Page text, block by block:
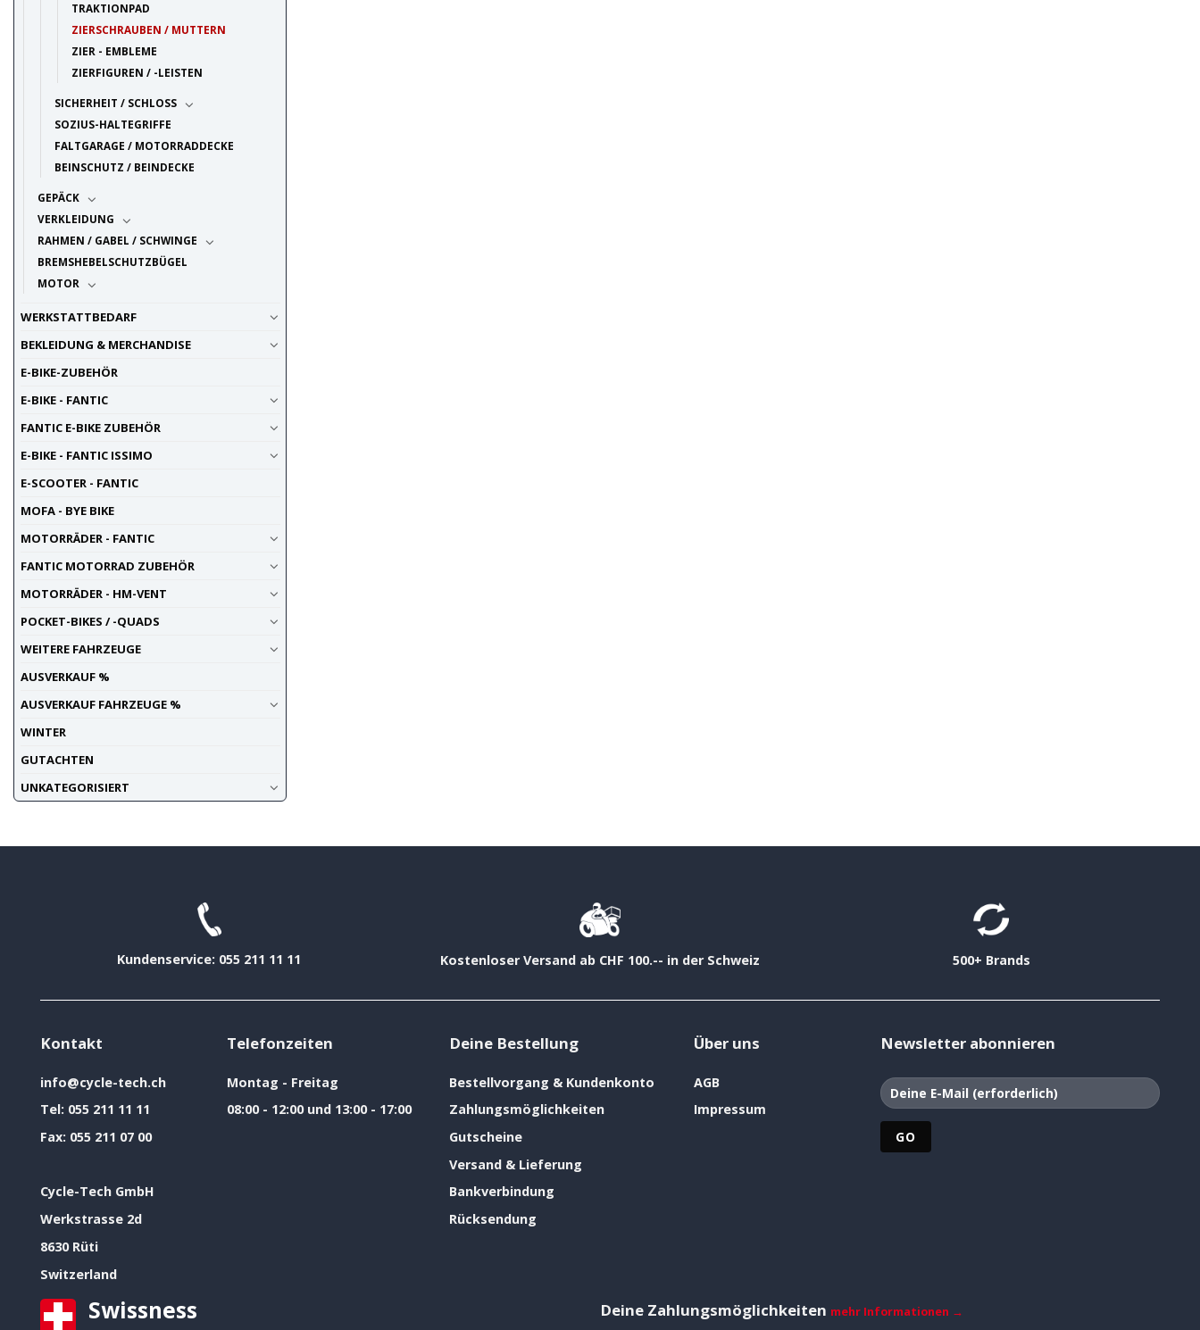
TRAKTIONPAD
ZIERSCHRAUBEN / MUTTERN
ZIER - EMBLEME
ZIERFIGUREN / -LEISTEN
SICHERHEIT / SCHLOSS
SOZIUS-HALTEGRIFFE
FALTGARAGE / MOTORRADDECKE
BEINSCHUTZ / BEINDECKE
GEPÄCK
VERKLEIDUNG
RAHMEN / GABEL / SCHWINGE
BREMSHEBELSCHUTZBÜGEL
MOTOR
WERKSTATTBEDARF
BEKLEIDUNG & MERCHANDISE
E-BIKE-ZUBEHÖR
E-BIKE - FANTIC
FANTIC E-BIKE ZUBEHÖR
E-BIKE - FANTIC ISSIMO
E-SCOOTER - FANTIC
MOFA - BYE BIKE
MOTORRÄDER - FANTIC
FANTIC MOTORRAD ZUBEHÖR
MOTORRÄDER - HM-VENT
POCKET-BIKES / -QUADS
WEITERE FAHRZEUGE
AUSVERKAUF %
AUSVERKAUF FAHRZEUGE %
WINTER
GUTACHTEN
UNKATEGORISIERT
Kundenservice: 055 211 11 11 Kostenloser Versand ab CHF 100.-- in der Schweiz 500+ Brands
Kontakt
info@cycle-tech.ch
Tel: 055 211 11 11
Fax: 055 211 07 00
Cycle-Tech GmbH
Werkstrasse 2d
8630 Rüti
Switzerland
Telefonzeiten
Montag - Freitag
08:00 - 12:00 und 13:00 - 17:00
Deine Bestellung
Bestellvorgang & Kundenkonto
Zahlungsmöglichkeiten
Gutscheine
Versand & Lieferung
Bankverbindung
Rücksendung
Über uns
AGB
Impressum
Newsletter abonnieren
Swissness Deine Zahlungsmöglichkeiten mehr Informationen →